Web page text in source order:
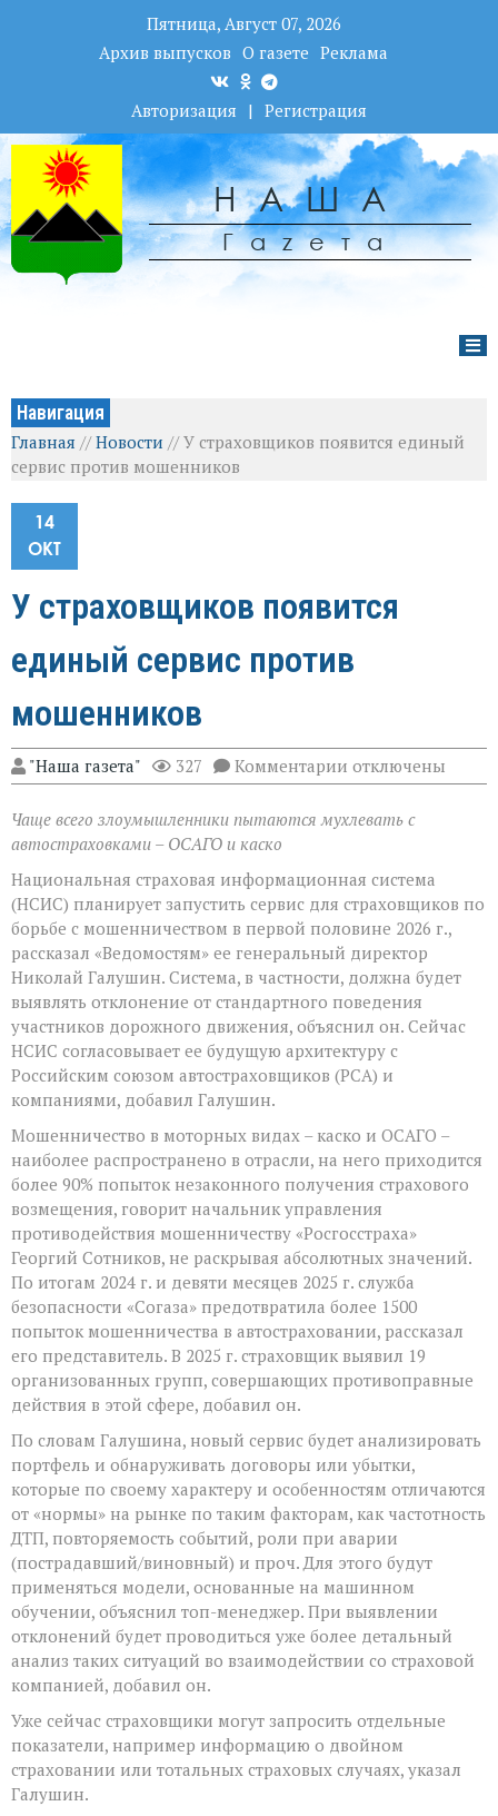
Пятница, Август 07, 2026
Архив выпусков О газете Реклама
Авторизация | Регистрация
НАША
Гаzета
Навигация
Главная //Новости //У страховщиков появится единый
сервис против мошенников
14
ОКТ
У страховщиков появится
единый сервис против
мошенников
"Наша газета" 327 Комментарии к
записи
страховщиков
сервис
против
мошенников
отключены
Чаще всего злоумышленники пытаются мухлевать с
автостраховками – ОСАГО и каско
Национальная страховая информационная система
(НСИС) планирует запустить сервис для страховщиков по
борьбе с мошенничеством в первой половине 2026 г.,
рассказал «Ведомостям» ее генеральный директор
Николай Галушин. Система, в частности, должна будет
выявлять отклонение от стандартного поведения
участников дорожного движения, объяснил он. Сейчас
НСИС согласовывает ее будущую архитектуру с
Российским союзом автостраховщиков (РСА) и
компаниями, добавил Галушин.
Мошенничество в моторных видах – каско и ОСАГО –
наиболее распространено в отрасли, на него приходится
более 90% попыток незаконного получения страхового
возмещения, говорит начальник управления
противодействия мошенничеству «Росгосстраха»
Георгий Сотников, не раскрывая абсолютных значений.
По итогам 2024 г. и девяти месяцев 2025 г. служба
безопасности «Согаза» предотвратила более 1500
попыток мошенничества в автостраховании, рассказал
его представитель. В 2025 г. страховщик выявил 19
организованных групп, совершающих противоправные
действия в этой сфере, добавил он.
По словам Галушина, новый сервис будет анализировать
портфель и обнаруживать договоры или убытки,
которые по своему характеру и особенностям отличаются
от «нормы» на рынке по таким факторам, как частотность
ДТП, повторяемость событий, роли при аварии
(пострадавший/виновный) и проч. Для этого будут
применяться модели, основанные на машинном
обучении, объяснил топ-менеджер. При выявлении
отклонений будет проводиться уже более детальный
анализ таких ситуаций во взаимодействии со страховой
компанией, добавил он.
Уже сейчас страховщики могут запросить отдельные
показатели, например информацию о двойном
страховании или тотальных страховых случаях, указал
Галушин.